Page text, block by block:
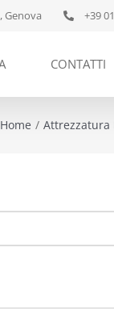
Genova +39
CONTATTI
Home Attrezzatura